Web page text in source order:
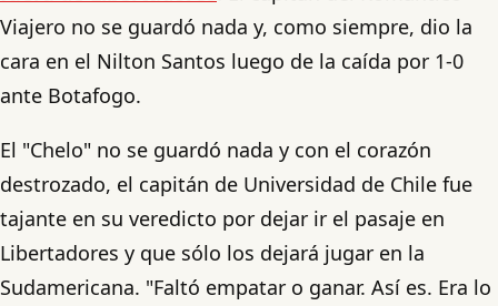
Viajero no se guardó nada y, como siempre, dio la
cara en el Nilton Santos luego de la caída por 1-0
ante Botafogo.
El "Chelo" no se guardó nada y con el corazón
destrozado, el capitán de Universidad de Chile fue
tajante en su veredicto por dejar ir el pasaje en
Libertadores y que sólo los dejará jugar en la
Sudamericana. "Faltó empatar o ganar. Así es. Era lo